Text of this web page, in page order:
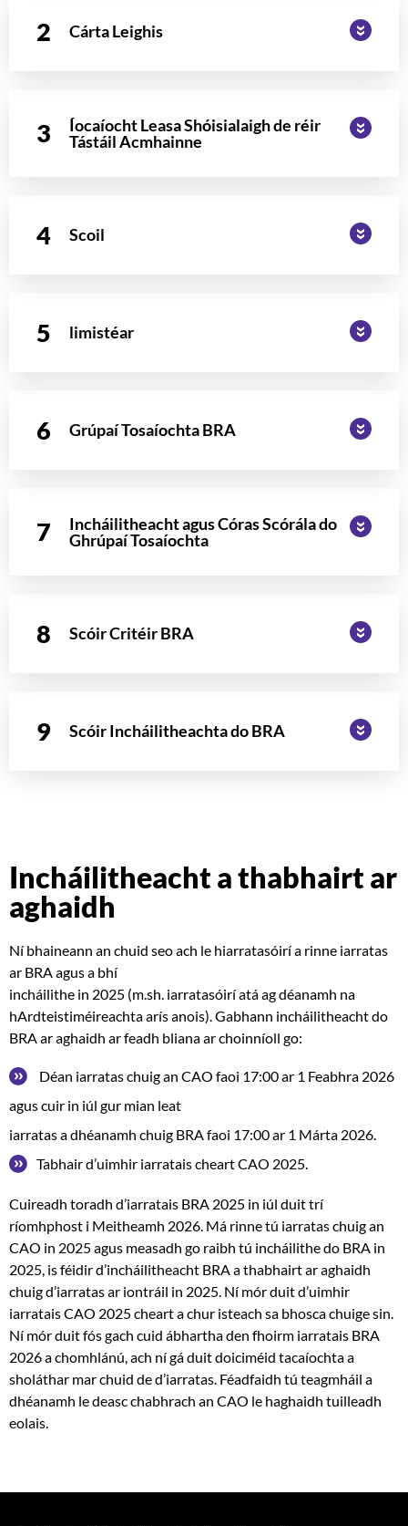
Cárta Leighis
Íocaíocht Leasa Shóisialaigh de réir
Tástáil Acmhainne
Scoil
limistéar
Grúpaí Tosaíochta BRA
Incháilitheacht agus Córas Scórála do
Ghrúpaí Tosaíochta
Scóir Critéir BRA
Scóir Incháilitheachta do BRA
Incháilitheacht a thabhairt ar
aghaidh
Ní bhaineann an chuid seo ach le hiarratasóirí a rinne iarratas
ar BRA agus a bhí
incháilithe in 2025 (m.sh. iarratasóirí atá ag déanamh na
hArdteistiméireachta arís anois). Gabhann incháilitheacht do
BRA ar aghaidh ar feadh bliana ar choinníoll go:
Déan iarratas chuig an CAO faoi 17:00 ar 1 Feabhra 2026
agus cuir in iúl gur mian leat
iarratas a dhéanamh chuig BRA faoi 17:00 ar 1 Márta 2026.
Tabhair d’uimhir iarratais cheart CAO 2025.
Cuireadh toradh d’iarratais BRA 2025 in iúl duit trí
ríomhphost i Meitheamh 2026. Má rinne tú iarratas chuig an
CAO in 2025 agus measadh go raibh tú incháilithe do BRA in
2025, is féidir d’incháilitheacht BRA a thabhairt ar aghaidh
chuig d’iarratas ar iontráil in 2025. Ní mór duit d’uimhir
iarratais CAO 2025 cheart a chur isteach sa bhosca chuige sin.
Ní mór duit fós gach cuid ábhartha den fhoirm iarratais BRA
2026 a chomhlánú, ach ní gá duit doiciméid tacaíochta a
sholáthar mar chuid de d’iarratas. Féadfaidh tú teagmháil a
dhéanamh le deasc chabhrach an CAO le haghaidh tuilleadh
eolais.